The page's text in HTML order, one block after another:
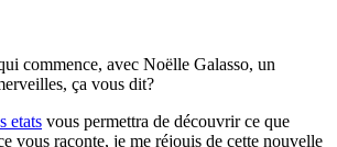
commence, avec Noëlle Galasso, un
ça vous dit?
etats vous permettra de découvrir ce que
vous raconte, je me réjouis de cette nouvelle